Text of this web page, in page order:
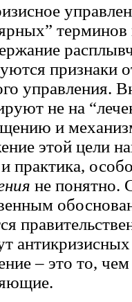
признаки
управления.
не на
и
этой цели
практика,
не понятно.
– это то,